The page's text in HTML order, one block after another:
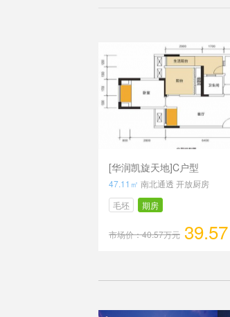
[华润凯旋天地]C户型
47.11㎡ 南北通透 开放厨房
毛坯
期房
市场价：40.57万元 39.57